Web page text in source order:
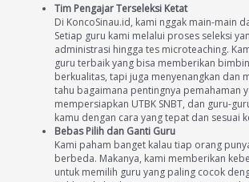
Tim Pengajar Terseleksi Ketat
Di KoncoSinau.id, kami nggak main-main
Setiap guru kami melalui proses seleksi
administrasi hingga tes microteaching.
guru terbaik yang bisa memberikan
berkualitas, tapi juga menyenangkan dan
tahu bagaimana pentingnya pemahaman
mempersiapkan UTBK SNBT, dan guru-
kamu dengan cara yang tepat dan sesuai
Bebas Pilih dan Ganti Guru
Kami paham banget kalau tiap orang
berbeda. Makanya, kami memberikan
untuk memilih guru yang paling cocok